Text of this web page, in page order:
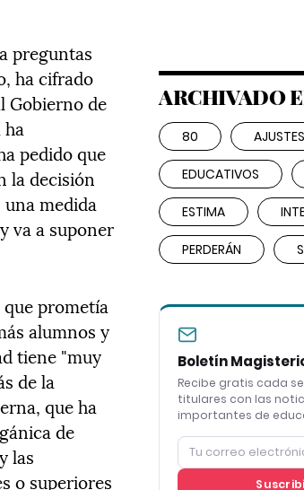
preguntas
ha cifrado
Gobierno de
pedido que
la decisión
medida
va a suponer
prometía
alumnos y
tiene "muy
de la
que ha
de
las
o superiores
ARCHIVADO
80 AJUSTES
EDUCATIVOS
ESTIMA
PERDERÁN
Boletín
Recibe gratis cada
titulares con las
importantes de